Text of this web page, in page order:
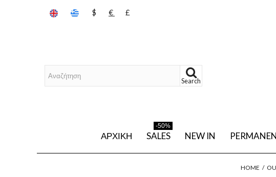
$ € £
Search
ΑΡΧΙΚΉ SALES
-50%
NEW IN
HOME /